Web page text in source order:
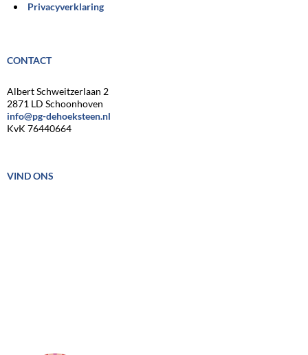
Privacyverklaring
CONTACT
Albert Schweitzerlaan 2
2871 LD Schoonhoven
info@pg-dehoeksteen.nl
KvK 76440664
VIND ONS